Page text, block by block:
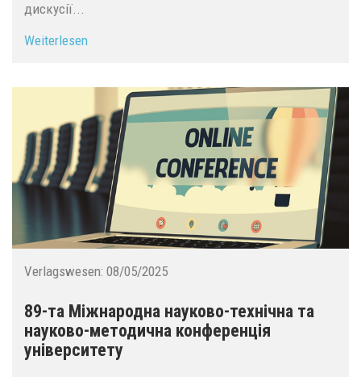
дискусії...
Weiterlesen
Verlagswesen: 08/05/2025
89-та Міжнародна науково-технічна та
науково-методична конференція
університету